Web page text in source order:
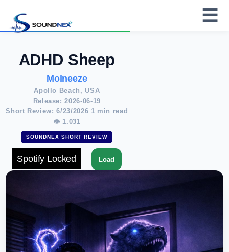
☰
ADHD Sheep
Molneeze
Apollo Beach, USA
Release: 2026-06-19
Short Review: 6/23/2026 1 min read
👁 1.031
SOUNDNEX SHORT REVIEW
Spotify Locked Load